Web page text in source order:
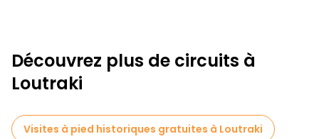
Découvrez plus de circuits à
Loutraki
Visites à pied historiques gratuites à Loutraki